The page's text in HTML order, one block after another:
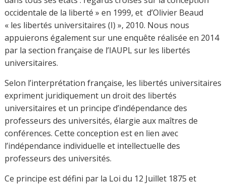
Plus concrètement, la liberté académique des
universitaires se décline selon trois principales
modalités :
liberté de recherche et de publication avec un choix
libre des thématiques et axes de recherches ;
liberté d’enseignement dans la conception et la
transmission des savoirs ;
liberté d’expression.
Recommandation concernant la condition du
personnel enseignant de l’enseignement supérieur
(UNESCO, du 11 novembre 1997) cite:
«L’exercice des libertés académiques doit être garanti